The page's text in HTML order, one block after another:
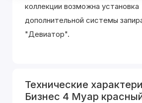
коллекции возможна установка
дополнительной системы
"Девиатор".
Технические
Бизнес 4 Муар